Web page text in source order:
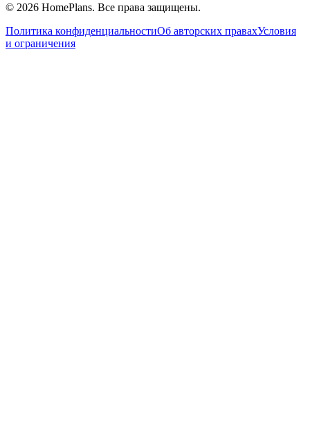
© 2026 HomePlans. Все права защищены.
Политика конфиденциальностиОб авторских правахУсловия
и ограничения